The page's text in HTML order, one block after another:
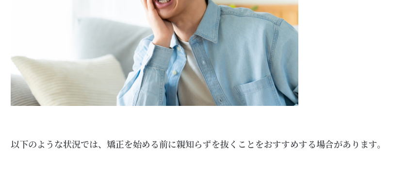
以下のような状況では、矯正を始める前に親知らずを抜くことをおすすめする場合があります。